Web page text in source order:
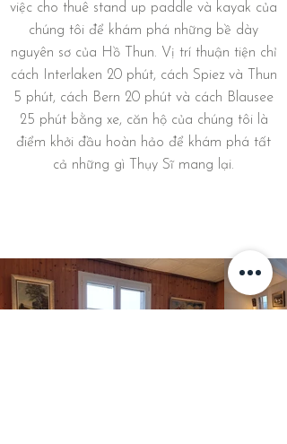
việc cho thuê stand up paddle và kayak của
chúng tôi để khám phá những bề dày
nguyên sơ của Hồ Thun. Vị trí thuận tiện chỉ
cách Interlaken 20 phút, cách Spiez và Thun
5 phút, cách Bern 20 phút và cách Blausee
25 phút bằng xe, căn hộ của chúng tôi là
điểm khởi đầu hoàn hảo để khám phá tất
cả những gì Thụy Sĩ mang lại.